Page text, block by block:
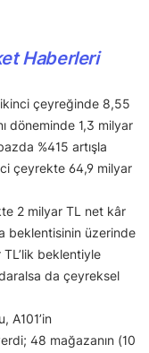
Haberleri
ikinci çeyreğinde 8,55
döneminde 1,3 milyar
%415 artışla
çeyrekte 64,9 milyar
2 milyar TL net kâr
beklentisinin üzerinde
TL’lik beklentiyle
da çeyreksel
A101’in
48 mağazanın (10